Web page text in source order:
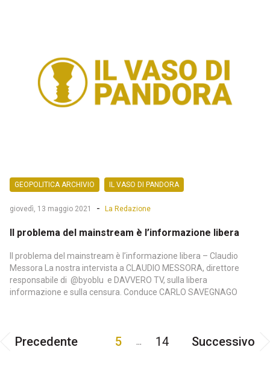
GEOPOLITICA ARCHIVIO IL VASO DI PANDORA
giovedì, 13 maggio 2021 - La Redazione
Il problema del mainstream è l’informazione libera
Il problema del mainstream è l’informazione libera – Claudio
Messora La nostra intervista a CLAUDIO MESSORA, direttore
responsabile di @byoblu e DAVVERO TV, sulla libera
informazione e sulla censura. Conduce CARLO SAVEGNAGO
Precedente 5 ... 14 Successivo